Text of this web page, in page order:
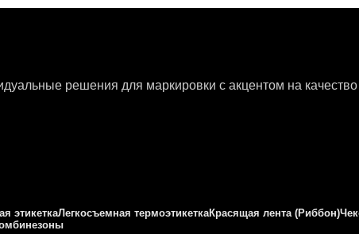
решения для маркировки с акцентом на
этикеткаЛегкосъемная термоэтикеткаКрасящая лента (Риббон)